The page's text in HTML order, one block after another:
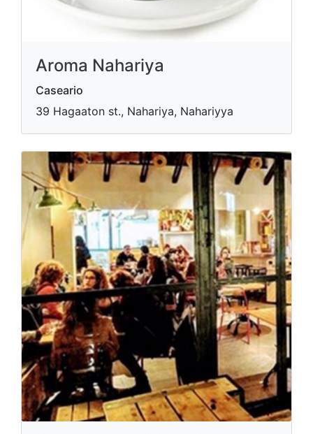
Aroma Nahariya
Caseario
39 Hagaaton st., Nahariya, Nahariyya